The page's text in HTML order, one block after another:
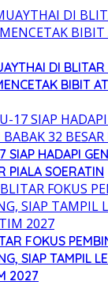
DI
BIBIT
SIAP HADAPI
PIALA SOERATIN
FOKUS
SIAP TAMPIL
2027